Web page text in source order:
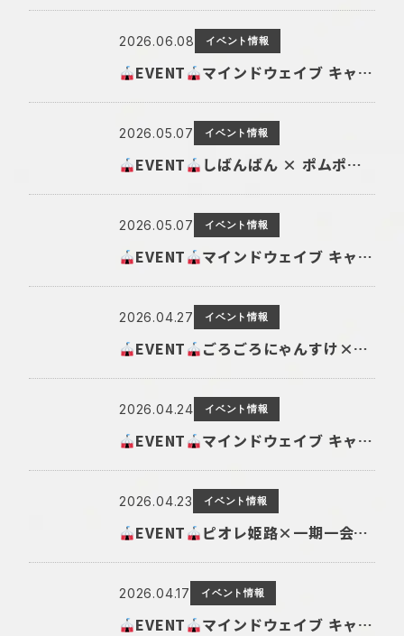
2026.06.08 イベント情報
EVENT マインドウェイブ キャラクターショップ@博品館 TOYS CONCEPT はなれ 開催!
2026.05.07 イベント情報
EVENT しばんばん × ポムポムプリンPOP UP SHOP in 京王百貨店 新宿店
2026.05.07 イベント情報
EVENT マインドウェイブ キャラクターショップ@NEWoMan新宿 開催!
2026.04.27 イベント情報
EVENT ごろごろにゃんすけ×エミル高槻 開催!
2026.04.24 イベント情報
EVENT マインドウェイブ キャラクターショップ@SATELLITE 札幌店 開催!
2026.04.23 イベント情報
EVENT ピオレ姫路×一期一会コラボ
2026.04.17 イベント情報
EVENT マインドウェイブ キャラクターショップ@LUCUA 1100 開催!